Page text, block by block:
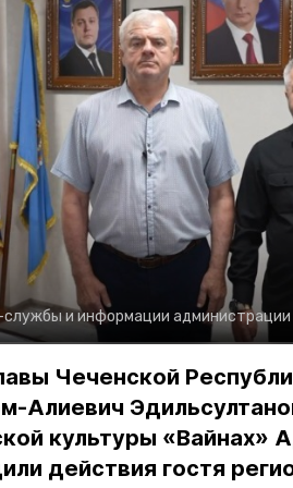
и информации администрации
Чеченской
Алиевич
культуры «Вайнах»
действия гостя